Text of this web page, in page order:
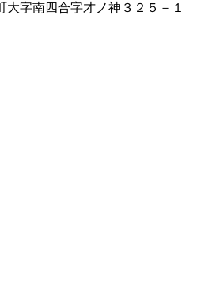
字南四合字才ノ神３２５－１